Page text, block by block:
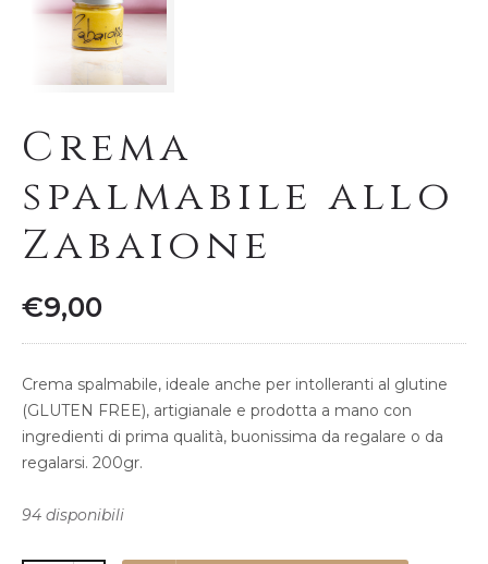
Crema
spalmabile allo
Zabaione
€9,00
Crema spalmabile, ideale anche per intolleranti al glutine
(GLUTEN FREE), artigianale e prodotta a mano con
ingredienti di prima qualità, buonissima da regalare o da
regalarsi. 200gr.
94 disponibili